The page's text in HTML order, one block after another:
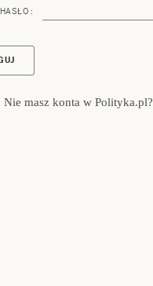
HASŁO :
Nie masz konta w Polityka.pl?